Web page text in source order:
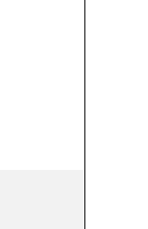
von 4.88 von 5